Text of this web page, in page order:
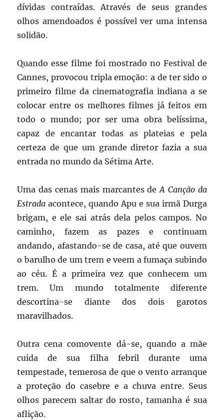
dívidas contraídas. Através de seus grandes
olhos amendoados é possível ver uma intensa
solidão.
Quando esse filme foi mostrado no Festival de
Cannes, provocou tripla emoção: a de ter sido o
primeiro filme da cinematografia indiana a se
colocar entre os melhores filmes já feitos em
todo o mundo; por ser uma obra belíssima,
capaz de encantar todas as plateias e pela
certeza de que um grande diretor fazia a sua
entrada no mundo da Sétima Arte.
Uma das cenas mais marcantes deA Canção da
Estrada acontece, quando Apu e sua irmã Durga
brigam, e ele sai atrás dela pelos campos. No
caminho, fazem as pazes e continuam
andando, afastando-se de casa, até que ouvem
o barulho de um trem e veem a fumaça subindo
ao céu. É a primeira vez que conhecem um
trem. Um mundo totalmente diferente
descortina-se diante dos dois garotos
maravilhados.
Outra cena comovente dá-se, quando a mãe
cuida de sua filha febril durante uma
tempestade, temerosa de que o vento arranque
a proteção do casebre e a chuva entre. Seus
olhos parecem saltar do rosto, tamanha é sua
aflição.